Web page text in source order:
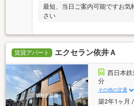
最短、当日ご案内可能ですお気
さい
賃貸アパート エクセラン依井Ａ
西日本鉄
分
その他の交通
築2年1ヶ月